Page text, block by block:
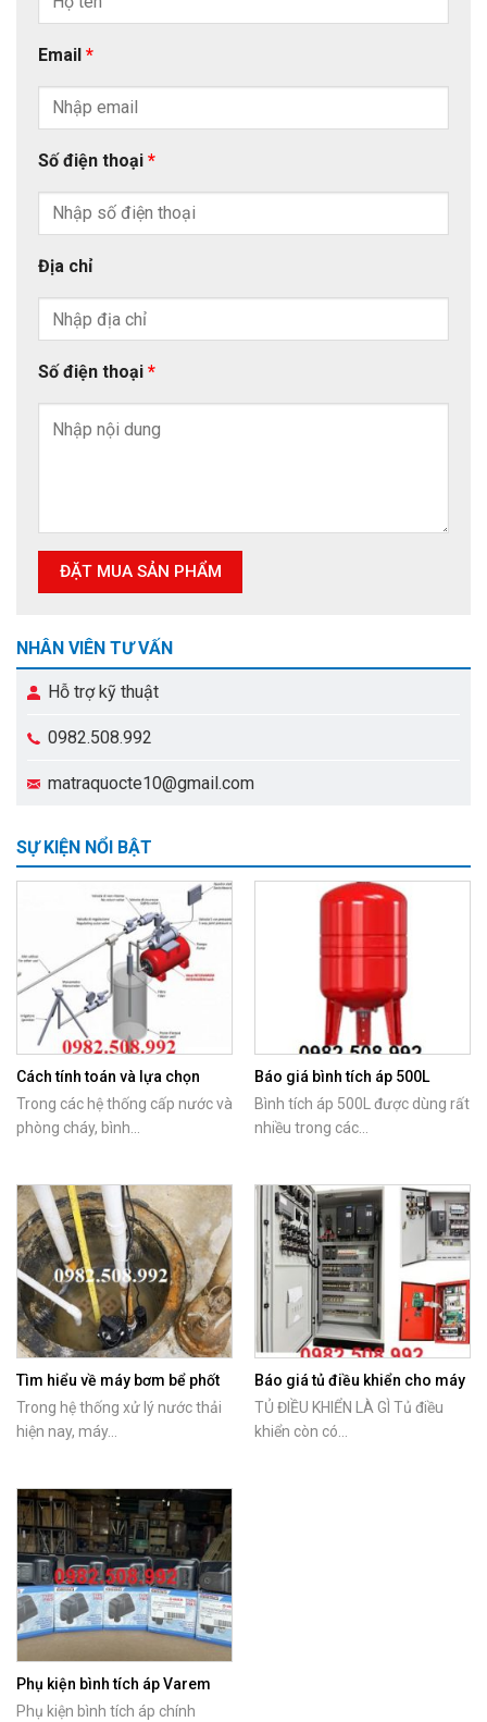
Email *
Số điện thoại *
Địa chỉ
Số điện thoại *
NHÂN VIÊN TƯ VẤN
Hỗ trợ kỹ thuật
0982.508.992
matraquocte10@gmail.com
SỰ KIỆN NỔI BẬT
Cách tính toán và lựa chọn
bình tích áp phù hợp với máy
Trong các hệ thống cấp nước và
phòng cháy, bình...
Báo giá bình tích áp 500L
chính hãng Italy
Bình tích áp 500L được dùng rất
nhiều trong các...
Tìm hiểu về máy bơm bể phốt
Tsurumi
Trong hệ thống xử lý nước thải
hiện nay, máy...
Báo giá tủ điều khiển cho máy
bơm nước
TỦ ĐIỀU KHIỂN LÀ GÌ Tủ điều
khiển còn có...
Phụ kiện bình tích áp Varem
chính hãng
Phụ kiện bình tích áp chính